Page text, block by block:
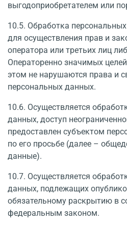
выгодоприобретателем или
10.5. Обработка
для осуществления прав и
оператора или третьих лиц
Операторенно значимых
этом не нарушаются права и
персональных данных.
10.6. Осуществляется
данных, доступ
предоставлен субъектом
по его просьбе (далее –
данные).
10.7. Осуществляется
данных, подлежащих
обязательному раскрытию в
федеральным законом.